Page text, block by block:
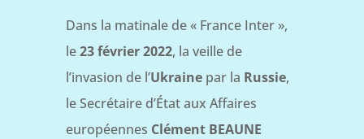
Dans la matinale de « France Inter »,
le23 février 2022, la veille de
l’invasion de l’Ukrainepar la Russie,
le Secrétaire d’État aux Affaires
européennes Clément BEAUNE